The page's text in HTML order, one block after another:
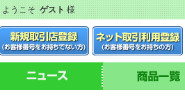
ようこそゲスト様